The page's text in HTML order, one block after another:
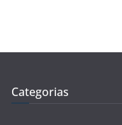
Categorias